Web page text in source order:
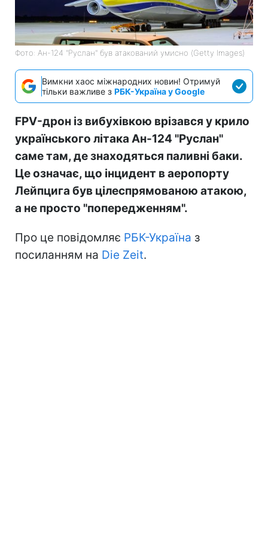
Фото: Ан-124 "Руслан" був атакований умисно (Getty Images)
Вимкни хаос міжнародних новин! Отримуй
тільки важливе з РБК-Україна у Google
FPV-дрон із вибухівкою врізався у крило
українського літака Ан-124 "Руслан"
саме там, де знаходяться паливні баки.
Це означає, що інцидент в аеропорту
Лейпцига був цілеспрямованою атакою,
а не просто "попередженням".
Про це повідомляє РБК-Україна з
посиланням на Die Zeit.